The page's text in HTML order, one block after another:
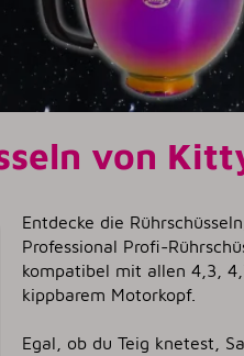
von
Entdecke die
Professional Profi-
kompatibel mit allen 4,3,
kippbarem Motorkopf.
Egal, ob du Teig knetest,